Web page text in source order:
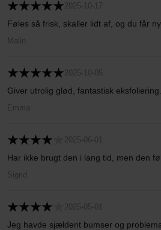
2025-10-17
Føles så frisk, skaller lidt af, og du får
Malin
2025-10-05
Giver utrolig glød, fantastisk
Emma
2025-06-01
Har ikke brugt den i lang tid, men den
Sigrid
2025-05-01
Jeg havde sjældent bumser og